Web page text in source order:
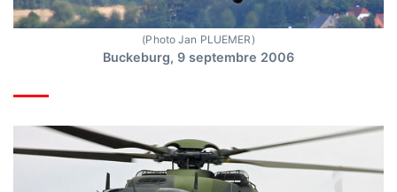
(Photo Jan PLUEMER)
Buckeburg, 9 septembre 2006